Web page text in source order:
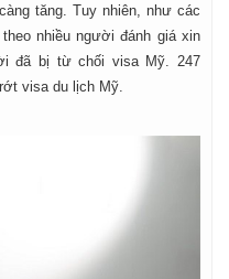
tăng. Tuy nhiên, như các
nhiều người đánh giá xin
đã bị từ chối visa Mỹ. 247
visa du lịch Mỹ.